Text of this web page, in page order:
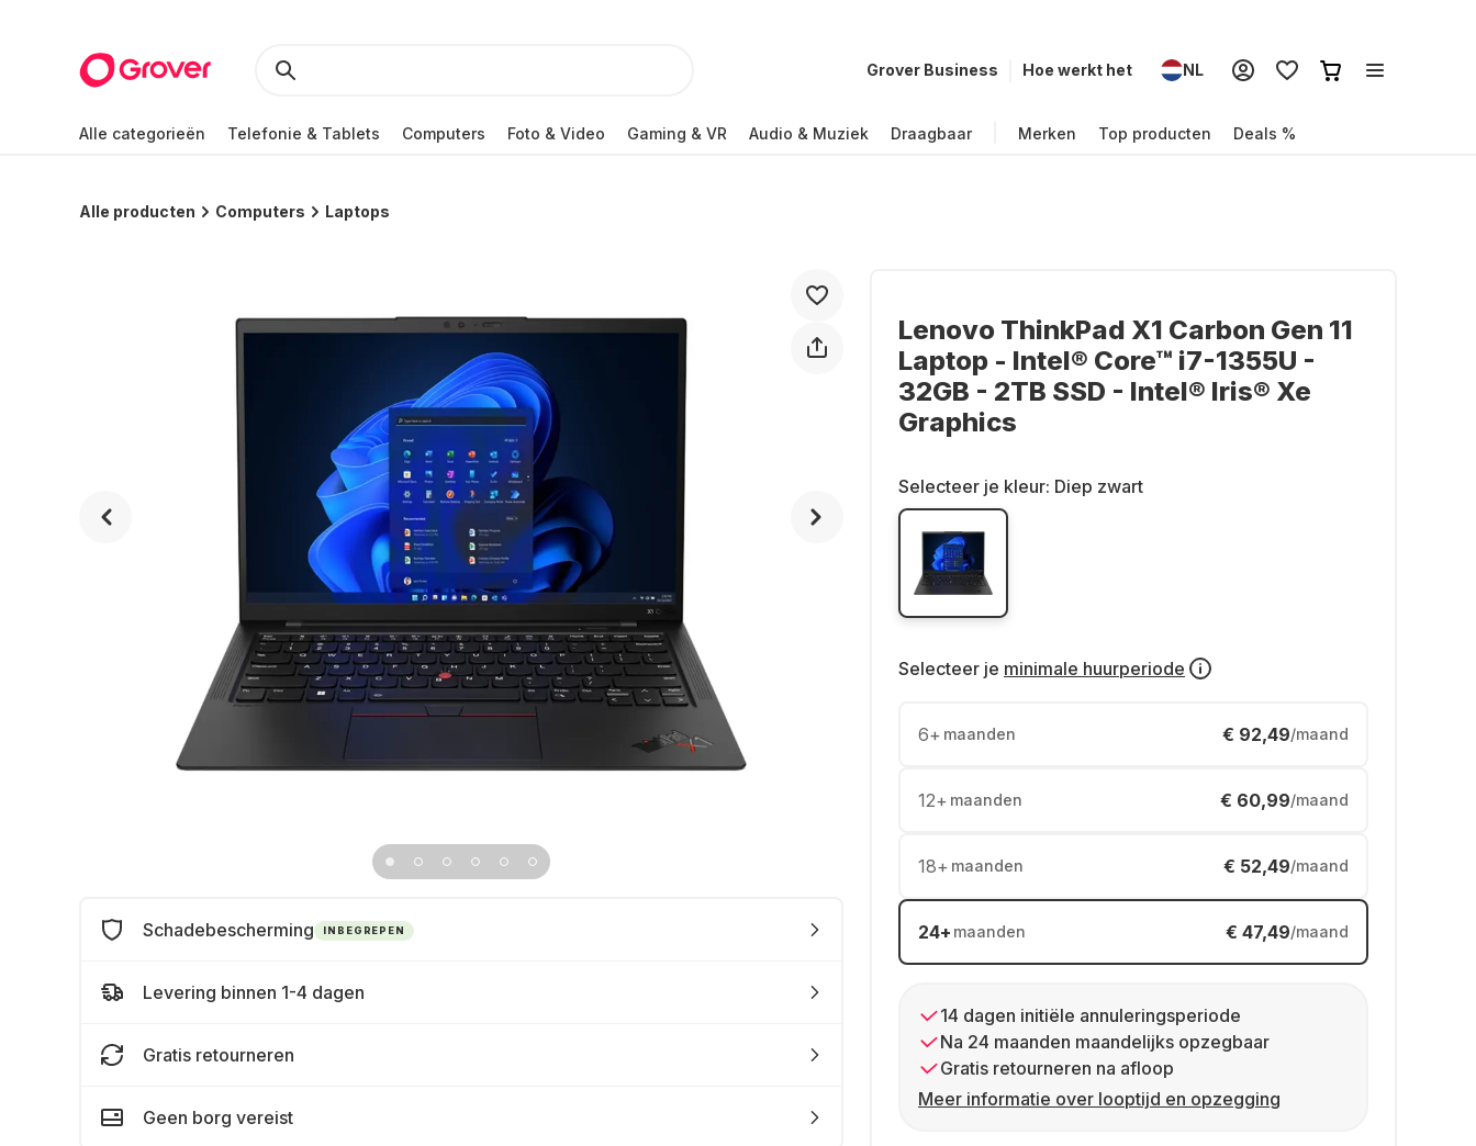
Grover Business Hoe werkt het NL
Alle categorieën Telefonie & Tablets Computers Foto & Video Gaming & VR Audio & Muziek Draagbaar Merken Top producten Deals %
Alle producten Computers Laptops
Lenovo ThinkPad X1 Carbon Gen 11
Laptop - Intel® Core™ i7-1355U -
32GB - 2TB SSD - Intel® Iris® Xe
Graphics
Selecteer je kleur: Diep zwart
Selecteer je minimale huurperiode
6+ maanden € 92,49/maand
12+ maanden € 60,99/maand
18+ maanden € 52,49/maand
24+ maanden € 47,49/maand
14 dagen initiële annuleringsperiode
Na 24 maanden maandelijks opzegbaar
Gratis retourneren na afloop
Meer informatie over looptijd en opzegging
Schadebescherming INBEGREPEN
Levering binnen 1-4 dagen
Gratis retourneren
Geen borg vereist